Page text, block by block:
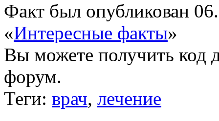
Факт был опубликован
«Интересные факты»
Вы можете получить код
форум.
Теги: врач, лечение